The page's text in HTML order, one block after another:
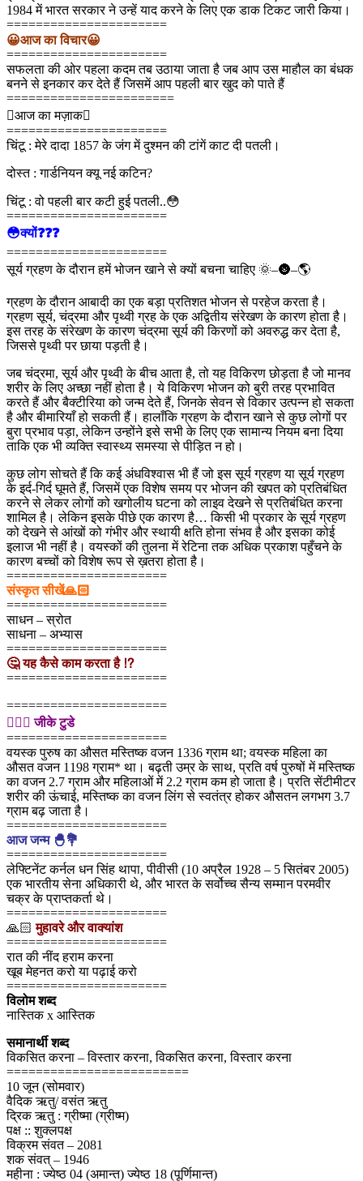
1984 में भारत सरकार ने उन्हें याद करने के लिए एक डाक टिकट जारी किया।
======================
😀आज का विचार😀
======================
सफलता की ओर पहला कदम तब उठाया जाता है जब आप उस माहौल का बंधक
बनने से इनकार कर देते हैं जिसमें आप पहली बार खुद को पाते हैं
=======================
आज का मज़ाक
======================
चिंटू : मेरे दादा 1857 के जंग में दुश्मन की टांगें काट दी पतली।
दोस्त : गार्डनियन क्यू नई कटिन?
चिंटू : वो पहली बार कटी हुई पतली..😳
======================
😳क्यों❓❓❓
======================
सूर्य ग्रहण के दौरान हमें भोजन खाने से क्यों बचना चाहिए 🌞–🌚–🌎
ग्रहण के दौरान आबादी का एक बड़ा प्रतिशत भोजन से परहेज करता है।
ग्रहण सूर्य, चंद्रमा और पृथ्वी ग्रह के एक अद्वितीय संरेखण के कारण होता है।
इस तरह के संरेखण के कारण चंद्रमा सूर्य की किरणों को अवरुद्ध कर देता है,
जिससे पृथ्वी पर छाया पड़ती है।
जब चंद्रमा, सूर्य और पृथ्वी के बीच आता है, तो यह विकिरण छोड़ता है जो मानव
शरीर के लिए अच्छा नहीं होता है। ये विकिरण भोजन को बुरी तरह प्रभावित
करते हैं और बैक्टीरिया को जन्म देते हैं, जिनके सेवन से विकार उत्पन्न हो सकता
है और बीमारियाँ हो सकती हैं। हालाँकि ग्रहण के दौरान खाने से कुछ लोगों पर
बुरा प्रभाव पड़ा, लेकिन उन्होंने इसे सभी के लिए एक सामान्य नियम बना दिया
ताकि एक भी व्यक्ति स्वास्थ्य समस्या से पीड़ित न हो।
कुछ लोग सोचते हैं कि कई अंधविश्वास भी हैं जो इस सूर्य ग्रहण या सूर्य ग्रहण
के इर्द-गिर्द घूमते हैं, जिसमें एक विशेष समय पर भोजन की खपत को प्रतिबंधित
करने से लेकर लोगों को खगोलीय घटना को लाइव देखने से प्रतिबंधित करना
शामिल है। लेकिन इसके पीछे एक कारण है… किसी भी प्रकार के सूर्य ग्रहण
को देखने से आंखों को गंभीर और स्थायी क्षति होना संभव है और इसका कोई
इलाज भी नहीं है। वयस्कों की तुलना में रेटिना तक अधिक प्रकाश पहुँचने के
कारण बच्चों को विशेष रूप से ख़तरा होता है।
======================
संस्कृत सीखें🙏🏻
======================
साधन – स्रोत
साधना – अभ्यास
======================
🤔 यह कैसे काम करता है ⁉
======================
======================
💁🏻‍♂‍ जीके टुडे
======================
वयस्क पुरुष का औसत मस्तिष्क वजन 1336 ग्राम था; वयस्क महिला का
औसत वजन 1198 ग्राम* था। बढ़ती उम्र के साथ, प्रति वर्ष पुरुषों में मस्तिष्क
का वजन 2.7 ग्राम और महिलाओं में 2.2 ग्राम कम हो जाता है। प्रति सेंटीमीटर
शरीर की ऊंचाई, मस्तिष्क का वजन लिंग से स्वतंत्र होकर औसतन लगभग 3.7
ग्राम बढ़ जाता है।
======================
आज जन्म 🐣💐
======================
लेफ्टिनेंट कर्नल धन सिंह थापा, पीवीसी (10 अप्रैल 1928 – 5 सितंबर 2005)
एक भारतीय सेना अधिकारी थे, और भारत के सर्वोच्च सैन्य सम्मान परमवीर
चक्र के प्राप्तकर्ता थे।
======================
🙏🏻 मुहावरे और वाक्यांश
======================
रात की नींद हराम करना
खूब मेहनत करो या पढ़ाई करो
======================
विलोम शब्द
नास्तिक x आस्तिक
समानार्थी शब्द
विकसित करना – विस्तार करना, विकसित करना, विस्तार करना
=========================
10 जून (सोमवार)
वैदिक ऋतु/ वसंत ऋतु
द्रिक ऋतु : ग्रीष्मा (ग्रीष्म)
पक्ष :: शुक्लपक्ष
विक्रम संवत – 2081
शक संवत् – 1946
महीना : ज्येष्ठ 04 (अमान्त) ज्येष्ठ 18 (पूर्णिमान्त)